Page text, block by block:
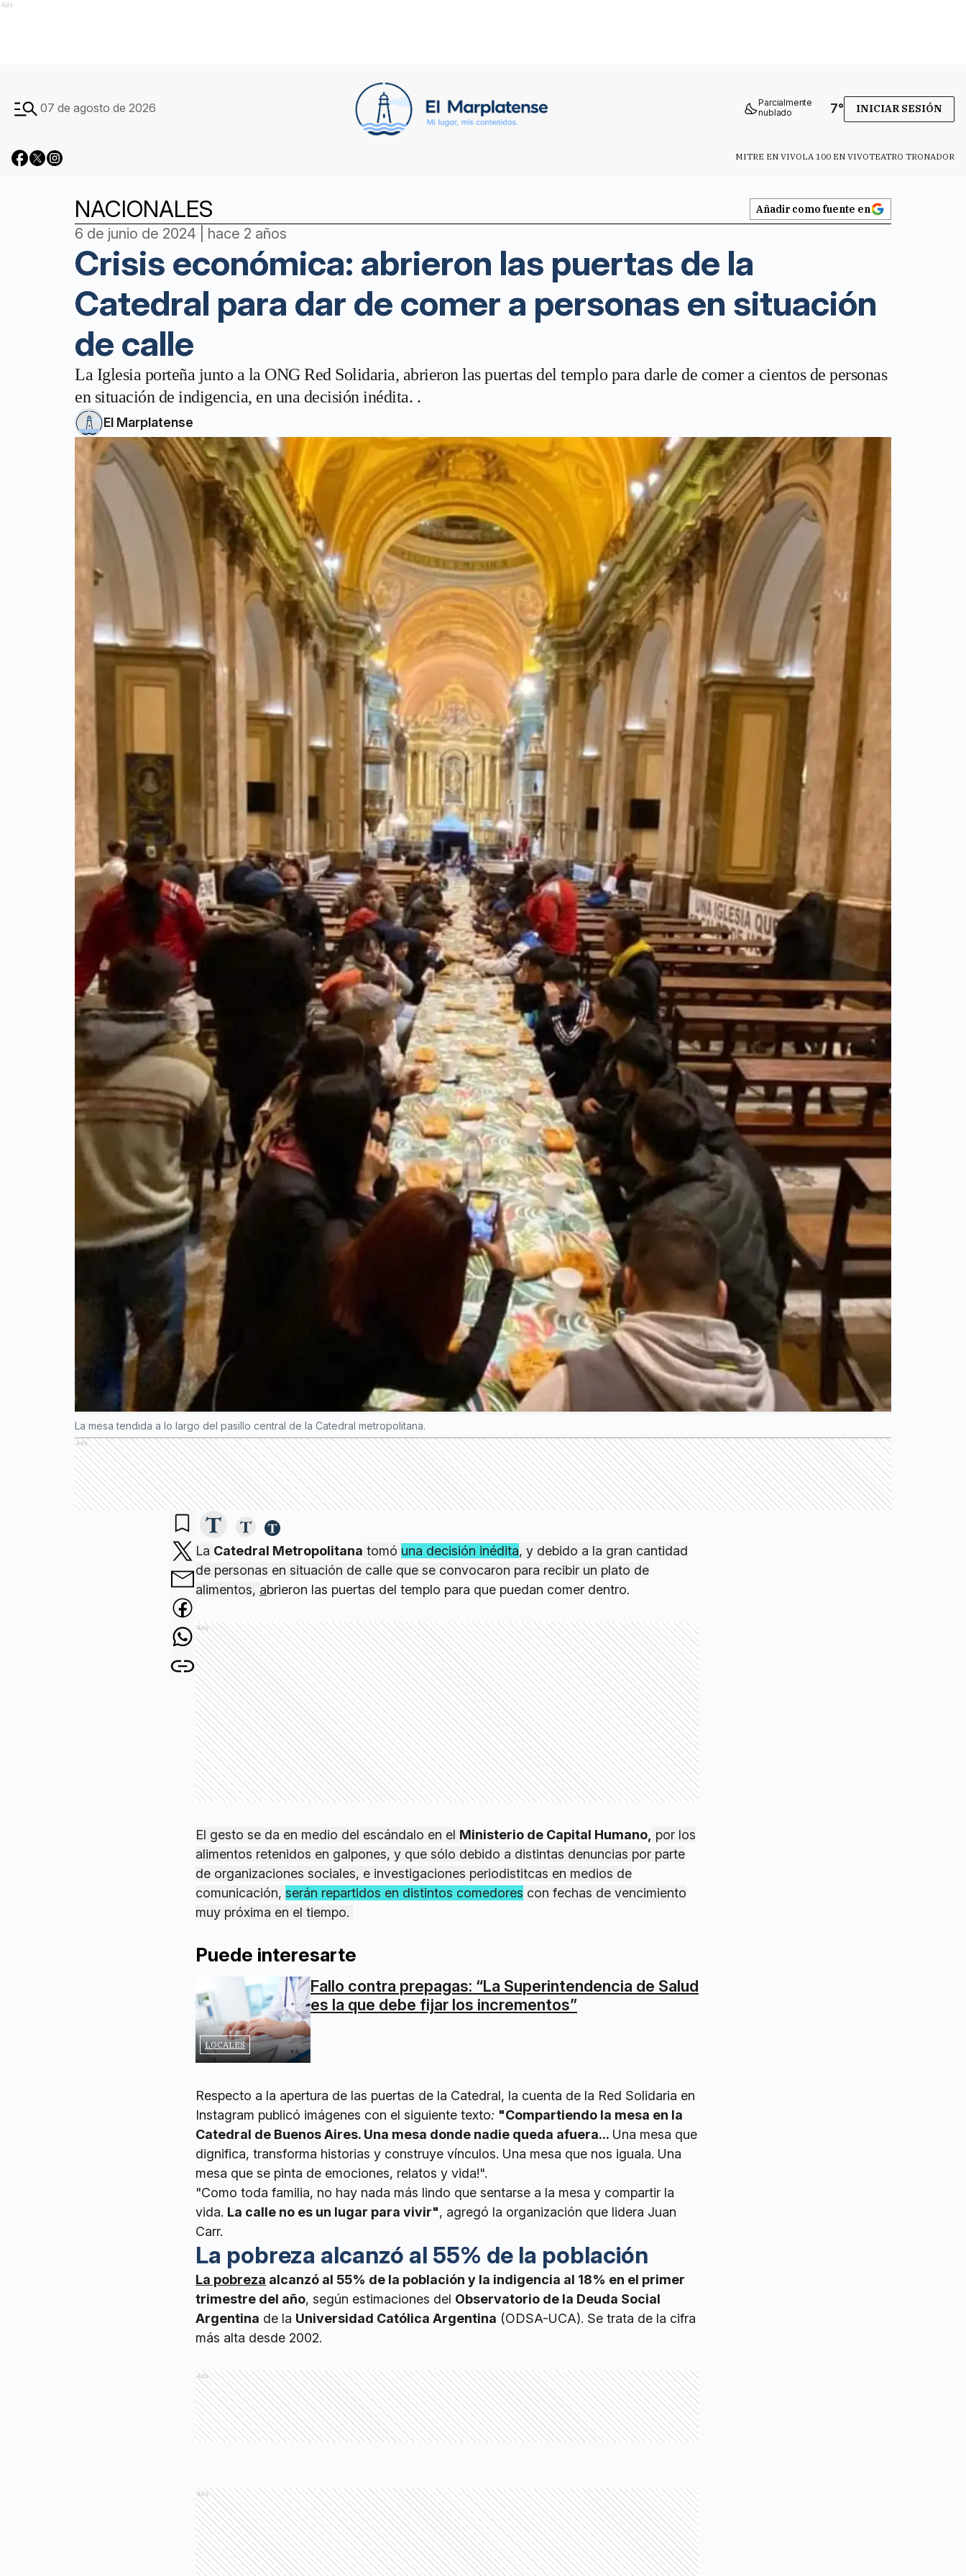
Ads
07 de agosto de 2026
Parcialmente
nublado
7° INICIAR SESIÓN
MITRE EN VIVOLA 100 EN VIVOTEATRO TRONADOR
NACIONALES Añadir como fuente en
6 de junio de 2024 | hace 2 años
Crisis económica: abrieron las puertas de la
Catedral para dar de comer a personas en situación
de calle
La Iglesia porteña junto a la ONG Red Solidaria, abrieron las puertas del templo para darle de comer a cientos de personas
en situación de indigencia, en una decisión inédita. .
El Marplatense
La mesa tendida a lo largo del pasillo central de la Catedral metropolitana.
Ads
La Catedral Metropolitana tomó una decisión inédita, y debido a la gran cantidad
de personas en situación de calle que se convocaron para recibir un plato de
alimentos, abrieron las puertas del templo para que puedan comer dentro.
Ads
El gesto se da en medio del escándalo en el Ministerio de Capital Humano, por los
alimentos retenidos en galpones, y que sólo debido a distintas denuncias por parte
de organizaciones sociales, e investigaciones periodistitcas en medios de
comunicación, serán repartidos en distintos comedores con fechas de vencimiento
muy próxima en el tiempo.
Puede interesarte
LOCALES
Fallo contra prepagas: “La Superintendencia de Salud
es la que debe fijar los incrementos”
Respecto a la apertura de las puertas de la Catedral, la cuenta de la Red Solidaria en
Instagram publicó imágenes con el siguiente texto: "Compartiendo la mesa en la
Catedral de Buenos Aires. Una mesa donde nadie queda afuera... Una mesa que
dignifica, transforma historias y construye vínculos. Una mesa que nos iguala. Una
mesa que se pinta de emociones, relatos y vida!".
"Como toda familia, no hay nada más lindo que sentarse a la mesa y compartir la
vida. La calle no es un lugar para vivir", agregó la organización que lidera Juan
Carr.
La pobreza alcanzó al 55% de la población
La pobreza alcanzó al 55% de la población y la indigencia al 18% en el primer
trimestre del año, según estimaciones del Observatorio de la Deuda Social
Argentina de la Universidad Católica Argentina (ODSA-UCA). Se trata de la cifra
más alta desde 2002.
Ads
Ads